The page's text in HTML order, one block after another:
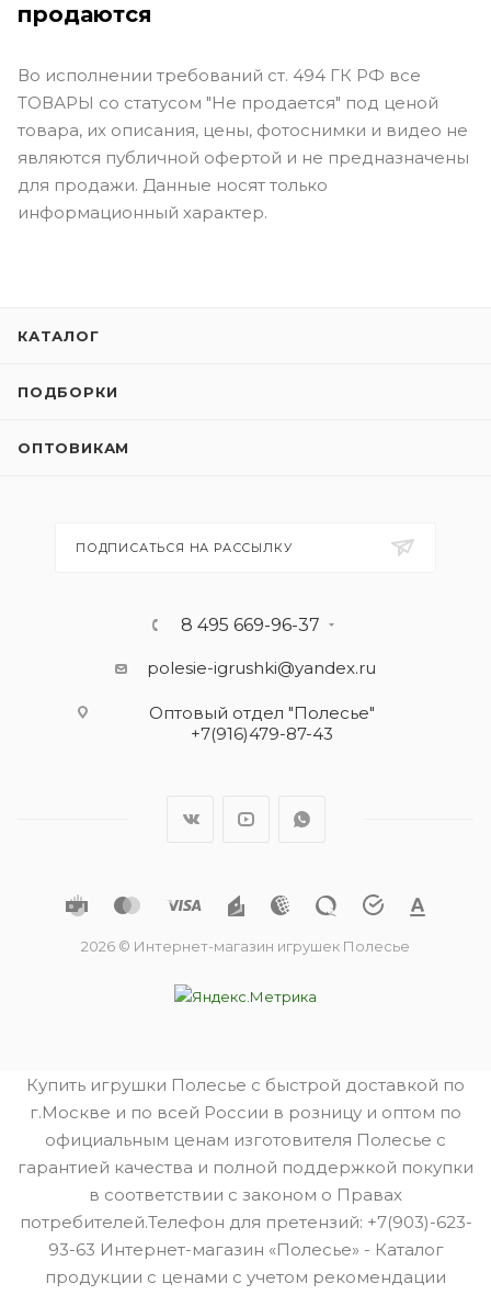
продаются
Во исполнении требований ст. 494 ГК РФ все
ТОВАРЫ со статусом "Не продается" под ценой
товара, их описания, цены, фотоснимки и видео не
являются публичной офертой и не предназначены
для продажи. Данные носят только
информационный характер.
КАТАЛОГ
ПОДБОРКИ
ОПТОВИКАМ
ПОДПИСАТЬСЯ НА РАССЫЛКУ
8 495 669-96-37
polesie-igrushki@yandex.ru
Оптовый отдел "Полесье"
+7(916)479-87-43
2026 © Интернет-магазин игрушек Полесье
Купить игрушки Полесье с быстрой доставкой по
г.Москве и по всей России в розницу и оптом по
официальным ценам изготовителя Полесье с
гарантией качества и полной поддержкой покупки
в соответствии с законом о Правах
потребителей.Телефон для претензий: +7(903)-623-
93-63 Интернет-магазин «Полесье» - Каталог
продукции с ценами с учетом рекомендации